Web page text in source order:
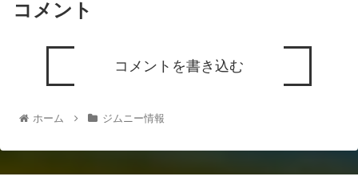
コメント
コメントを書き込む
ホーム ジムニー情報